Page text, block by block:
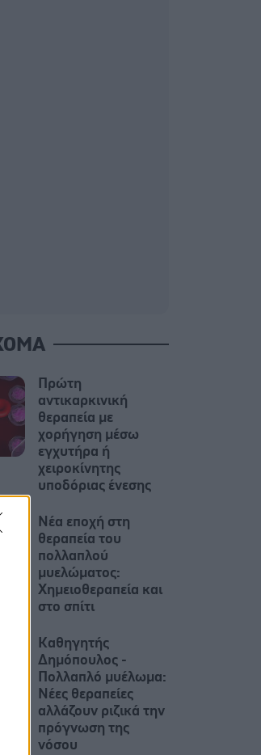
Πρώτη
αντικαρκινική
θεραπεία με
χορήγηση μέσω
εγχυτήρα ή
χειροκίνητης
υποδόριας ένεσης
Νέα εποχή στη
θεραπεία του
πολλαπλού
μυελώματος:
Χημειοθεραπεία και
στο σπίτι
Καθηγητής
Δημόπουλος -
Πολλαπλό μυέλωμα:
Νέες θεραπείες
αλλάζουν ριζικά την
πρόγνωση της
νόσου